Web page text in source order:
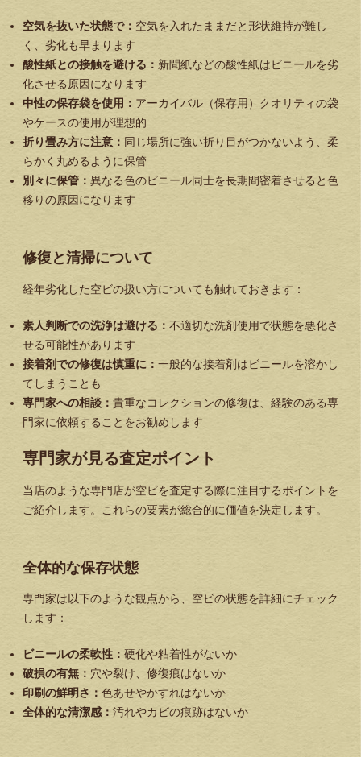
空気を抜いた状態で： 空気を入れたままだと形状維持が難し
く、劣化も早まります
酸性紙との接触を避ける： 新聞紙などの酸性紙はビニールを劣
化させる原因になります
中性の保存袋を使用： アーカイバル（保存用）クオリティの袋
やケースの使用が理想的
折り畳み方に注意： 同じ場所に強い折り目がつかないよう、柔
らかく丸めるように保管
別々に保管： 異なる色のビニール同士を長期間密着させると色
移りの原因になります
修復と清掃について
経年劣化した空ビの扱い方についても触れておきます：
素人判断での洗浄は避ける： 不適切な洗剤使用で状態を悪化さ
せる可能性があります
接着剤での修復は慎重に： 一般的な接着剤はビニールを溶かし
てしまうことも
専門家への相談： 貴重なコレクションの修復は、経験のある専
門家に依頼することをお勧めします
専門家が見る査定ポイント
当店のような専門店が空ビを査定する際に注目するポイントを
ご紹介します。これらの要素が総合的に価値を決定します。
全体的な保存状態
専門家は以下のような観点から、空ビの状態を詳細にチェック
します：
ビニールの柔軟性： 硬化や粘着性がないか
破損の有無： 穴や裂け、修復痕はないか
印刷の鮮明さ： 色あせやかすれはないか
全体的な清潔感： 汚れやカビの痕跡はないか